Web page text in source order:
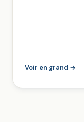
Voir en grand →